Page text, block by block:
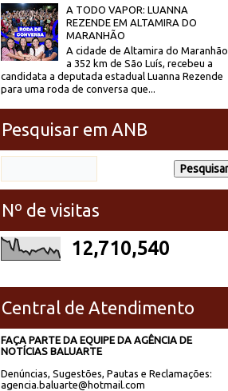
A TODO VAPOR: LUANNA
REZENDE EM ALTAMIRA DO
MARANHÃO
A cidade de Altamira do Maranhão,
a 352 km de São Luís, recebeu a
candidata a deputada estadual Luanna Rezende
para uma roda de conversa que...
Pesquisar em ANB
Nº de visitas
12,710,540
Central de Atendimento
FAÇA PARTE DA EQUIPE DA AGÊNCIA DE
NOTÍCIAS BALUARTE
Denúncias, Sugestões, Pautas e Reclamações:
agencia.baluarte@hotmail.com